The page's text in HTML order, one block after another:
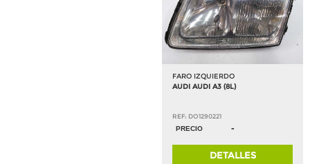
FARO IZQUIERDO
AUDI AUDI A3 (8L)
REF: DO1290221
PRECIO
-
DETALLES